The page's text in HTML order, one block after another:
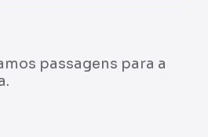
passagens para a